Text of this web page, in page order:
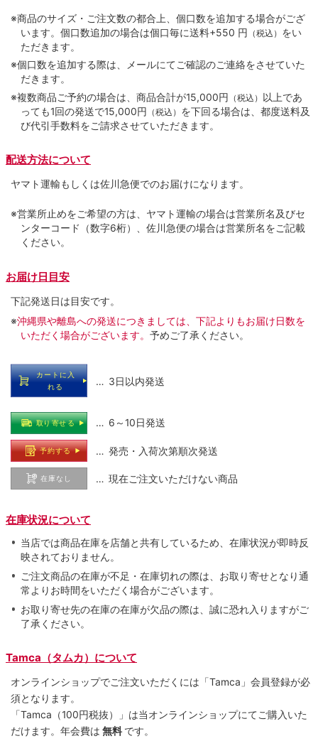
※商品のサイズ・ご注文数の都合上、個口数を追加する場合がござ
います。個口数追加の場合は個口毎に送料+550 円 （税込） をい
ただきます。
※個口数を追加する際は、メールにてご確認のご連絡をさせていた
だきます。
※複数商品ご予約の場合は、商品合計が15,000円 （税込） 以上であ
っても1回の発送で15,000円 （税込） を下回る場合は、都度送料及
び代引手数料をご請求させていただきます。
配送方法について
ヤマト運輸もしくは佐川急便でのお届けになります。
※営業所止めをご希望の方は、ヤマト運輸の場合は営業所名及びセ
ンターコード（数字6桁）、佐川急便の場合は営業所名をご記載
ください。
お届け日目安
下記発送日は目安です。
※沖縄県や離島への発送につきましては、下記よりもお届け日数を
いただく場合がございます。 予めご了承ください。
カートに入
れる
… 3日以内発送
取り寄せる … 6～10日発送
予約する … 発売・入荷次第順次発送
在庫なし … 現在ご注文いただけない商品
在庫状況について
当店では商品在庫を店舗と共有しているため、在庫状況が即時反
映されておりません。
ご注文商品の在庫が不足・在庫切れの際は、お取り寄せとなり通
常よりお時間をいただく場合がございます。
お取り寄せ先の在庫の在庫が欠品の際は、誠に恐れ入りますがご
了承ください。
Tamca（タムカ）について
オンラインショップでご注⽂いただくには「Tamca」会員登録が必
須となります。
「Tamca （100円税抜）
」は当オンラインショップにてご購⼊いた
だけます。 年会費は 無料 です。